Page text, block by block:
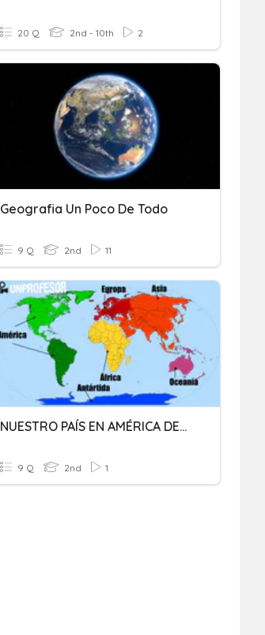
20 Q 2nd - 10th 2
Geografia Un Poco De Todo
9 Q 2nd 11
NUESTRO PAÍS EN AMÉRICA DEL SUR
9 Q 2nd 1